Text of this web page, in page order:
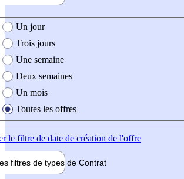
création de l'offre
Un jour
Trois jours
Une semaine
Deux semaines
Un mois
Toutes les offres
le filtre de date de création de l'offre
filtres de types de Contrat